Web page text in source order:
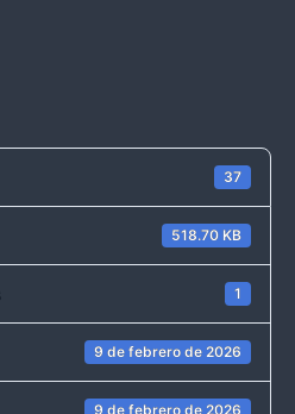
37
518.70 KB
1
9 de febrero de 2026
9 de febrero de 2026